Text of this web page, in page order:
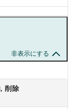
非表示にする
削除